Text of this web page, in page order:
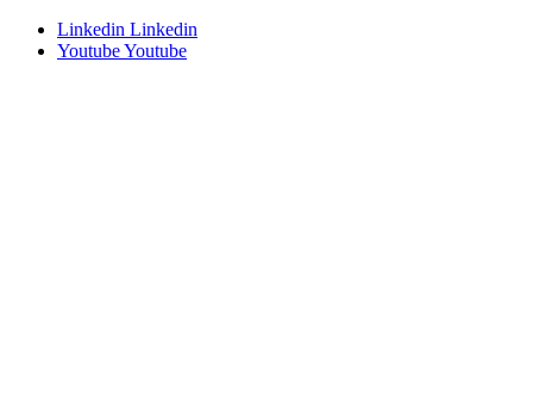
Linkedin Linkedin
YoutubeYoutube